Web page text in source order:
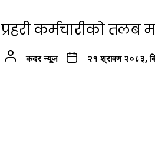
प्रहरी कर्मचारीको तलब
कदर न्यूज २१ श्रावण २०८३,